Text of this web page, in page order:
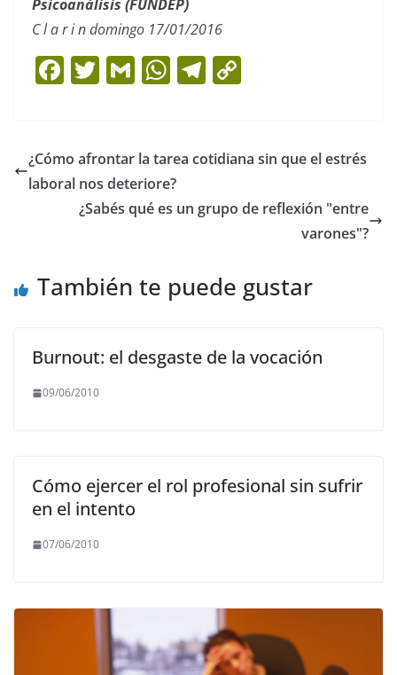
Psicoanálisis (FUNDEP)
C l a r i n domingo 17/01/2016
F
e
b
o
T
er
G
l
W
s
A
p
T
gr
m
y
n
¿Cómo afrontar la tarea cotidiana sin que el estrés
laboral nos deteriore?
¿Sabés qué es un grupo de reflexión "entre
varones"?
También te puede gustar
Burnout: el desgaste de la vocación
09/06/2010
Cómo ejercer el rol profesional sin sufrir
en el intento
07/06/2010